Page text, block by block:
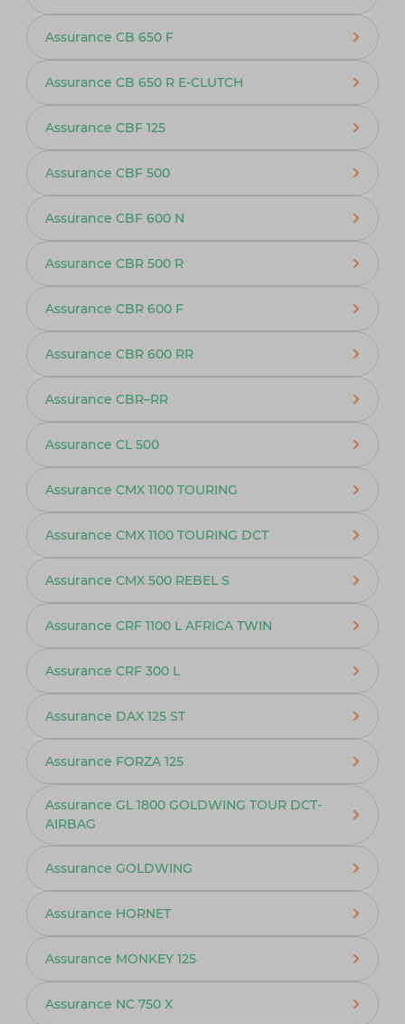
Assurance CB 650 F
Assurance CB 650 R E-CLUTCH
Assurance CBF 125
Assurance CBF 500
Assurance CBF 600 N
Assurance CBR 500 R
Assurance CBR 600 F
Assurance CBR 600 RR
Assurance CBR–RR
Assurance CL 500
Assurance CMX 1100 TOURING
Assurance CMX 1100 TOURING DCT
Assurance CMX 500 REBEL S
Assurance CRF 1100 L AFRICA TWIN
Assurance CRF 300 L
Assurance DAX 125 ST
Assurance FORZA 125
Assurance GL 1800 GOLDWING TOUR DCT-
AIRBAG
Assurance GOLDWING
Assurance HORNET
Assurance MONKEY 125
Assurance NC 750 X